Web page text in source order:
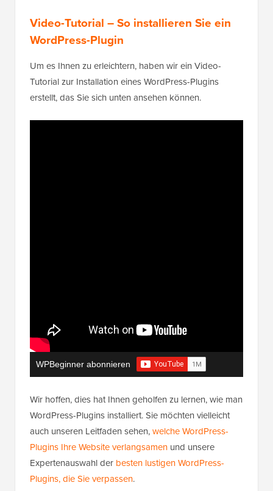
Video-Tutorial – So installieren Sie ein
WordPress-Plugin
Um es Ihnen zu erleichtern, haben wir ein Video-
Tutorial zur Installation eines WordPress-Plugins
erstellt, das Sie sich unten ansehen können.
WPBeginner abonnieren
Wir hoffen, dies hat Ihnen geholfen zu lernen, wie man
WordPress-Plugins installiert. Sie möchten vielleicht
auch unseren Leitfaden sehen,welche WordPress-
Plugins Ihre Website verlangsamen und unsere
Expertenauswahl der besten lustigen WordPress-
Plugins, die Sie verpassen.